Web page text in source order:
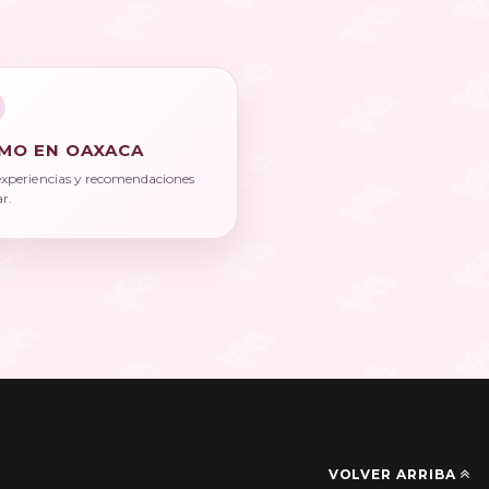
EN OAXACA
y recomendaciones
VOLVER ARRIBA